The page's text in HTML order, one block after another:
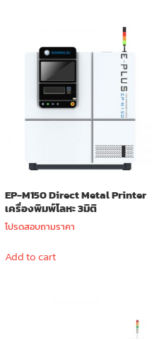
EP-M150 Direct Metal Printer
เครื่องพิมพ์โลหะ 3มิติ
โปรดสอบถามราคา
Add to cart